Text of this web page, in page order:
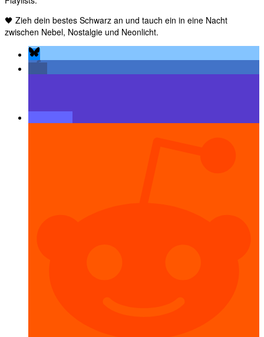
🖤 Zieh dein bestes Schwarz an und tauch ein in eine Nacht
zwischen Nebel, Nostalgie und Neonlicht.